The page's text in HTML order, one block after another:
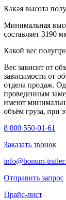
Какая высота
Минимальная
составляет 3190
Какой вес
Вес зависит от
зависимости от
отдела продаж.
проведенным
имеют
объём груза, при
8 800 550-01-61
Заказать звонок
info@bonum-
Отправить запрос
Прайс-лист